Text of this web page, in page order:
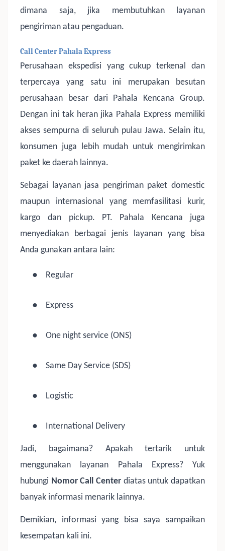
dimana saja, jika membutuhkan layanan
pengiriman atau pengaduan.
Call Center Pahala Express
Perusahaan ekspedisi yang cukup terkenal dan
terpercaya yang satu ini merupakan besutan
perusahaan besar dari Pahala Kencana Group.
Dengan ini tak heran jika Pahala Express memiliki
akses sempurna di seluruh pulau Jawa. Selain itu,
konsumen juga lebih mudah untuk mengirimkan
paket ke daerah lainnya.
Sebagai layanan jasa pengiriman paket domestic
maupun internasional yang memfasilitasi kurir,
kargo dan pickup. PT. Pahala Kencana juga
menyediakan berbagai jenis layanan yang bisa
Anda gunakan antara lain:
● Regular
● Express
● One night service (ONS)
● Same Day Service (SDS)
● Logistic
● International Delivery
Jadi, bagaimana? Apakah tertarik untuk
menggunakan layanan Pahala Express? Yuk
hubungi Nomor Call Center diatas untuk dapatkan
banyak informasi menarik lainnya.
Demikian, informasi yang bisa saya sampaikan
kesempatan kali ini.